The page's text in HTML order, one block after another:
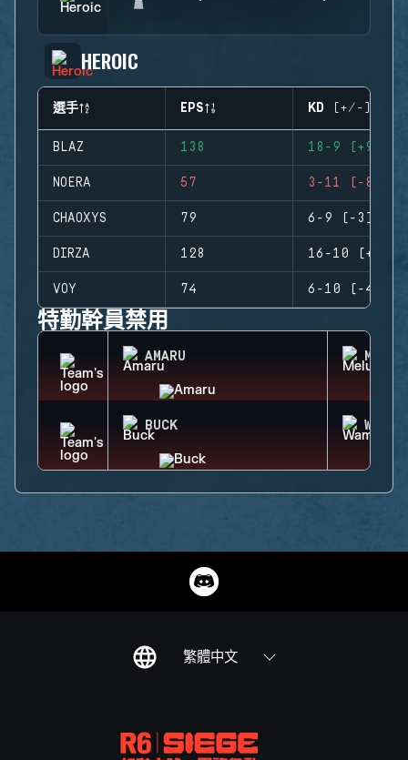
HEROIC
選手 EPS KD (+/-)
BLAZ 138 18-9 (+9)
NOERA 57 3-11 (-8)
CHAOXYS 79 6-9 (-3)
DIRZA 128 16-10 (+6)
VOY 74 6-10 (-4)
特勤幹員禁用
AMARU
BUCK WAMAI
繁體中文